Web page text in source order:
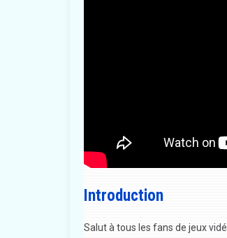
Introduction
Salut à tous les fans de jeux